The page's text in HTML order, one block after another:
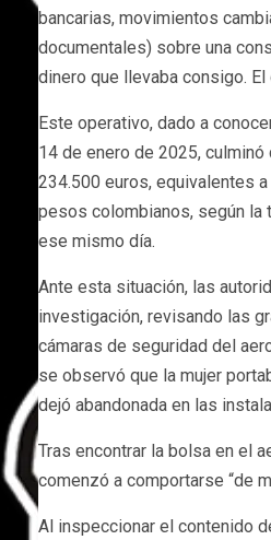
bancarias, movimientos
documentales) sobre una
dinero que llevaba consigo.
Este operativo, dado a
14 de enero de 2025,
234.500 euros, equivalentes
pesos colombianos, según la
ese mismo día.
Ante esta situación, las
investigación, revisando las
cámaras de seguridad del
se observó que la mujer
dejó abandonada en las
Tras encontrar la bolsa en el
comenzó a comportarse “de
Al inspeccionar el contenido